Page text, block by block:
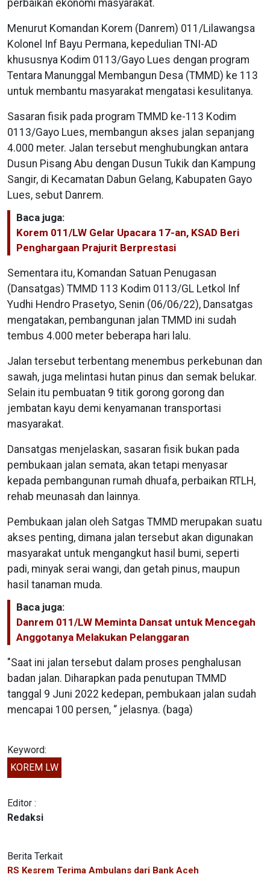
perbaikan ekonomi masyarakat.
Menurut Komandan Korem (Danrem) 011/Lilawangsa
Kolonel Inf Bayu Permana, kepedulian TNI-AD
khususnya Kodim 0113/Gayo Lues dengan program
Tentara Manunggal Membangun Desa (TMMD) ke 113
untuk membantu masyarakat mengatasi kesulitanya.
Sasaran fisik pada program TMMD ke-113 Kodim
0113/Gayo Lues, membangun akses jalan sepanjang
4.000 meter. Jalan tersebut menghubungkan antara
Dusun Pisang Abu dengan Dusun Tukik dan Kampung
Sangir, di Kecamatan Dabun Gelang, Kabupaten Gayo
Lues, sebut Danrem.
Baca juga:
Korem 011/LW Gelar Upacara 17-an, KSAD Beri
Penghargaan Prajurit Berprestasi
Sementara itu, Komandan Satuan Penugasan
(Dansatgas) TMMD 113 Kodim 0113/GL Letkol Inf
Yudhi Hendro Prasetyo, Senin (06/06/22), Dansatgas
mengatakan, pembangunan jalan TMMD ini sudah
tembus 4.000 meter beberapa hari lalu.
Jalan tersebut terbentang menembus perkebunan dan
sawah, juga melintasi hutan pinus dan semak belukar.
Selain itu pembuatan 9 titik gorong gorong dan
jembatan kayu demi kenyamanan transportasi
masyarakat.
Dansatgas menjelaskan, sasaran fisik bukan pada
pembukaan jalan semata, akan tetapi menyasar
kepada pembangunan rumah dhuafa, perbaikan RTLH,
rehab meunasah dan lainnya.
Pembukaan jalan oleh Satgas TMMD merupakan suatu
akses penting, dimana jalan tersebut akan digunakan
masyarakat untuk mengangkut hasil bumi, seperti
padi, minyak serai wangi, dan getah pinus, maupun
hasil tanaman muda.
Baca juga:
Danrem 011/LW Meminta Dansat untuk Mencegah
Anggotanya Melakukan Pelanggaran
"Saat ini jalan tersebut dalam proses penghalusan
badan jalan. Diharapkan pada penutupan TMMD
tanggal 9 Juni 2022 kedepan, pembukaan jalan sudah
mencapai 100 persen, “ jelasnya. (baga)
Keyword:
KOREM LW
Editor :
Redaksi
Berita Terkait
RS Kesrem Terima Ambulans dari Bank Aceh